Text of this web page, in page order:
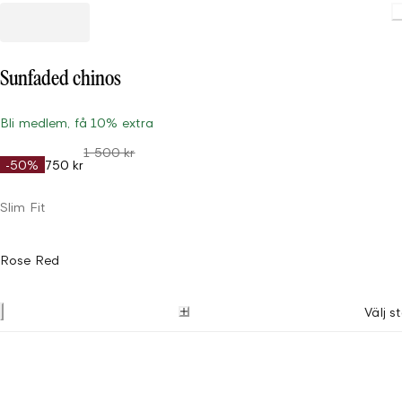
Sunfaded chinos
Bli medlem, få 10% extra
-50% 750 kr
1 500 kr
Slim Fit
Rose Red
Välj